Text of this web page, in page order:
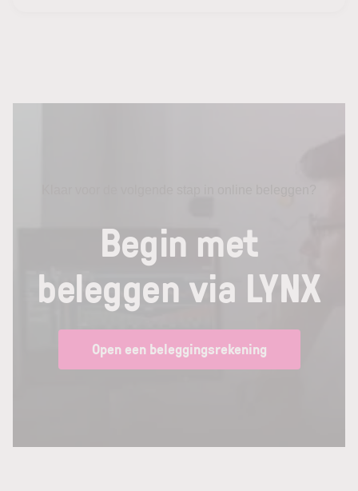
Begin met
beleggen via LYNX
Open een beleggingsrekening